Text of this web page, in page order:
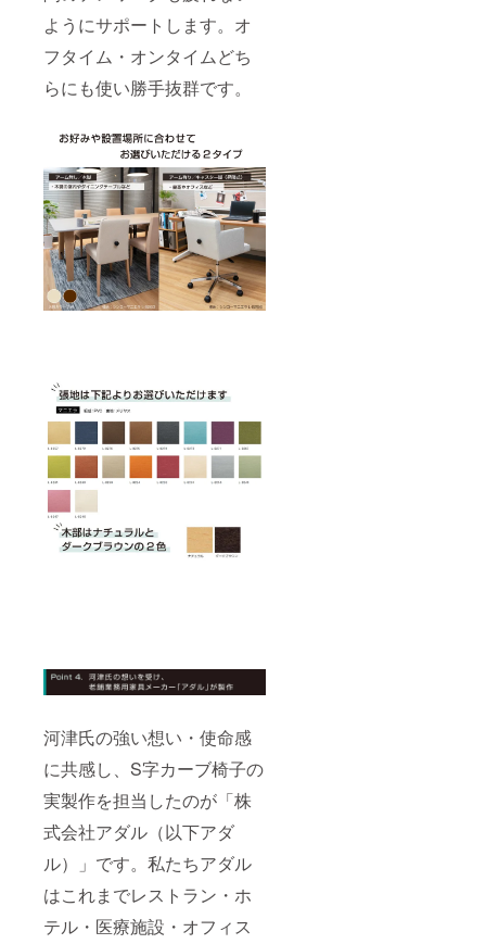
ようにサポートします。オ
フタイム・オンタイムどち
らにも使い勝手抜群です。
河津氏の強い想い・使命感
に共感し、S字カーブ椅子の
実製作を担当したのが「株
式会社アダル（以下アダ
ル）」です。私たちアダル
はこれまでレストラン・ホ
テル・医療施設・オフィス